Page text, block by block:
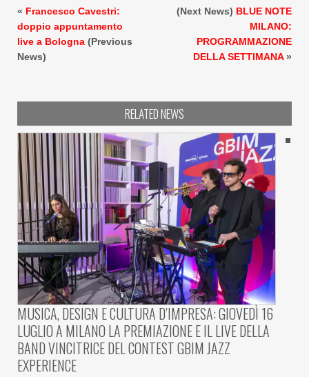
« Francesco Cavestri:
doppio appuntamento
live a Bologna (Previous
News)
(Next News) BLUE NOTE
MILANO:
PROGRAMMAZIONE
DELLA SETTIMANA»
RELATED NEWS
MUSICA, DESIGN E CULTURA D’IMPRESA: GIOVEDÌ 16
LUGLIO A MILANO LA PREMIAZIONE E IL LIVE DELLA
BAND VINCITRICE DEL CONTEST GBIM JAZZ
EXPERIENCE